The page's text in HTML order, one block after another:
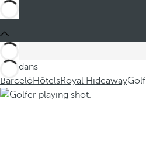
Ces dans
BarcelóHôtelsRoyal HideawayGolf